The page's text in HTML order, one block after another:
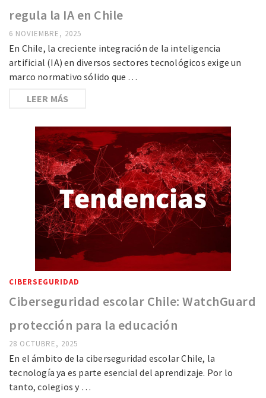
regula la IA en Chile
6 NOVIEMBRE, 2025
En Chile, la creciente integración de la inteligencia
artificial (IA) en diversos sectores tecnológicos exige un
marco normativo sólido que …
LEER MÁS
CIBERSEGURIDAD
Ciberseguridad escolar Chile: WatchGuard
protección para la educación
28 OCTUBRE, 2025
En el ámbito de la ciberseguridad escolar Chile, la
tecnología ya es parte esencial del aprendizaje. Por lo
tanto, colegios y …